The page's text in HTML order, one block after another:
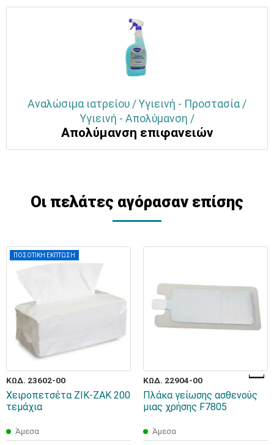
Αναλώσιμα ιατρείου / Υγιεινή - Προστασία /
Υγιεινή - Απολύμανση /
Απολύμανση επιφανειών
Οι πελάτες αγόρασαν επίσης
ΠΟΣΟΤΙΚΗ ΕΚΠΤΩΣΗ
ΚΩΔ. 23602-00
Χειροπετσέτα ΖΙΚ-ΖΑΚ 200
τεμάχια
Άμεσα
ΚΩΔ. 22904-00
Πλάκα γείωσης ασθενούς
μιας χρήσης F7805
Άμεσα